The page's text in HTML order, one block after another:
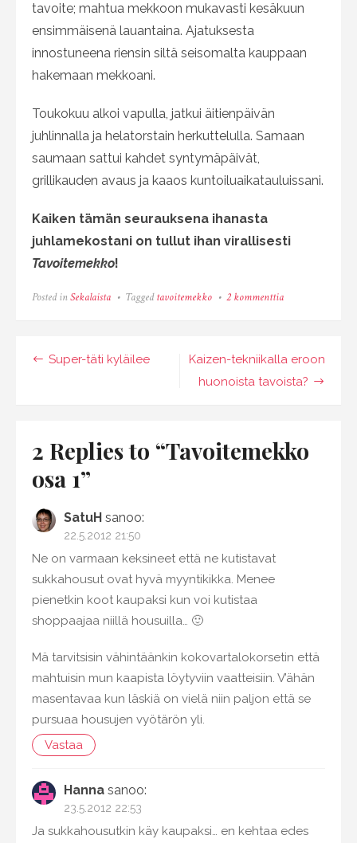
tavoite; mahtua mekkoon mukavasti kesäkuun
ensimmäisenä lauantaina. Ajatuksesta
innostuneena riensin siltä seisomalta kauppaan
hakemaan mekkoani.
Toukokuu alkoi vapulla, jatkui äitienpäivän
juhlinnalla ja helatorstain herkuttelulla. Samaan
saumaan sattui kahdet syntymäpäivät,
grillikauden avaus ja kaaos kuntoiluaikatauluissani.
Kaiken tämän seurauksena ihanasta
juhlamekostani on tullut ihan virallisesti
Tavoitemekko!
Posted in Sekalaista Taggedtavoitemekko 2 kommenttiaartikkeliin
Artikkelien
Super-täti kyläilee
Kaizen-tekniikalla eroon
huonoista tavoista?
2 Replies to “Tavoitemekko
osa 1”
SatuH sanoo:
22.5.2012 21:50
Ne on varmaan keksineet että ne kutistavat
sukkahousut ovat hyvä myyntikikka. Menee
pienetkin koot kaupaksi kun voi kutistaa
shoppaajaa niillä housuilla… 🙂
Mä tarvitsisin vähintäänkin kokovartalokorsetin että
mahtuisin mun kaapista löytyviin vaatteisiin. V’ähän
masentavaa kun läskiä on vielä niin paljon että se
pursuaa housujen vyötärön yli.
Vastaa
Hanna sanoo:
23.5.2012 22:53
Ja sukkahousutkin käy kaupaksi… en kehtaa edes